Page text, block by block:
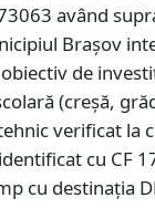
având
Brașov
de
(creșă,
verificat la
cu CF
cu destinația